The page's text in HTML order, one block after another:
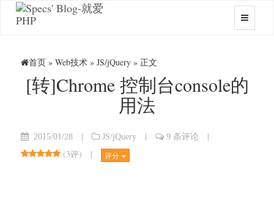
首页 » Web技术 » JS/jQuery » 正文
[转]Chrome 控制台console的
用法
2015/01/28 | JS/jQuery | 9 条评论
|
(3评) | 评分